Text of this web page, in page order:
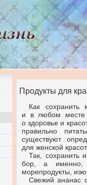
Продукты для
Как сохранить
и в любом месте
о здоровье и
правильно
существуют
для женской
Так, сохранить
бор, а именно,
морепродукты,
Свежий ананас